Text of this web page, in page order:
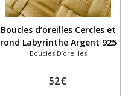
Boucles d’oreilles Cercles et
rond Labyrinthe Argent 925
Boucles D’oreilles
52€